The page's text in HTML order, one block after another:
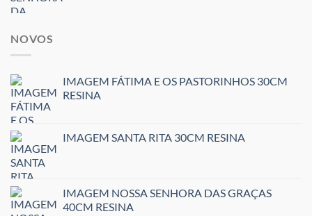
NOVOS
IMAGEM FÁTIMA E OS PASTORINHOS 30CM
RESINA
IMAGEM SANTA RITA 30CM RESINA
IMAGEM NOSSA SENHORA DAS GRAÇAS
40CM RESINA